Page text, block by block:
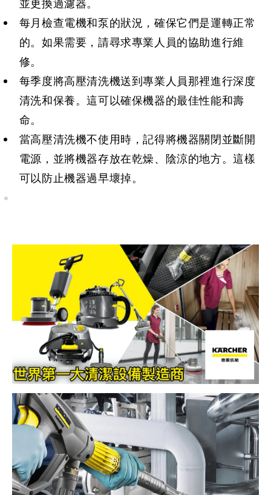
每月檢查電機和泵的狀況，確保它們是運轉正常
的。如果需要，請尋求專業人員的協助進行維
每季度將高壓清洗機送到專業人員那裡進行深度
清洗和保養。這可以確保機器的最佳性能和壽
當高壓清洗機不使用時，記得將機器關閉並斷開
電源，並將機器存放在乾燥、陰涼的地方。這樣